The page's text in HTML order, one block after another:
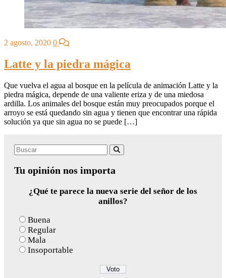
2 agosto, 2020 0
Latte y la piedra mágica
Que vuelva el agua al bosque en la película de animación Latte y la
piedra mágica, depende de una valiente eriza y de una miedosa
ardilla. Los animales del bosque están muy preocupados porque el
arroyo se está quedando sin agua y tienen que encontrar una rápida
solución ya que sin agua no se puede […]
Search
Tu opinión nos importa
¿Qué te parece la nueva serie del señor de los
anillos?
Buena
Regular
Mala
Insoportable